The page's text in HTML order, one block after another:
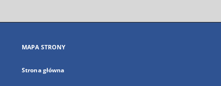
się
karcie
MAPA STRONY
Strona główna